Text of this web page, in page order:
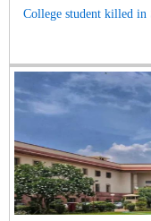
College student killed in